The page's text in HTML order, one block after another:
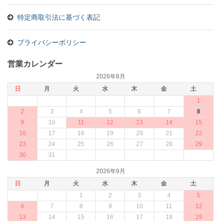
特定商取引法に基づく表記
プライバシーポリシー
営業カレンダー
2026年8月
日
月 火 水 木 金
土
1
2
3 4 5 6 7
8
9
10 11 12 13 14
15
16
17 18 19 20 21
22
23
24 25 26 27 28
29
30
31
2026年9月
日
月 火 水 木 金
土
1
2 3 4
5
6
7 8 9 10 11
12
13
14 15 16 17 18 19